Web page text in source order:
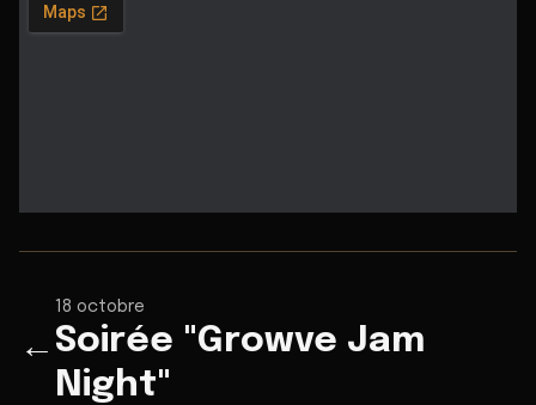
←
18 octobre
Soirée "Growve Jam
Night"